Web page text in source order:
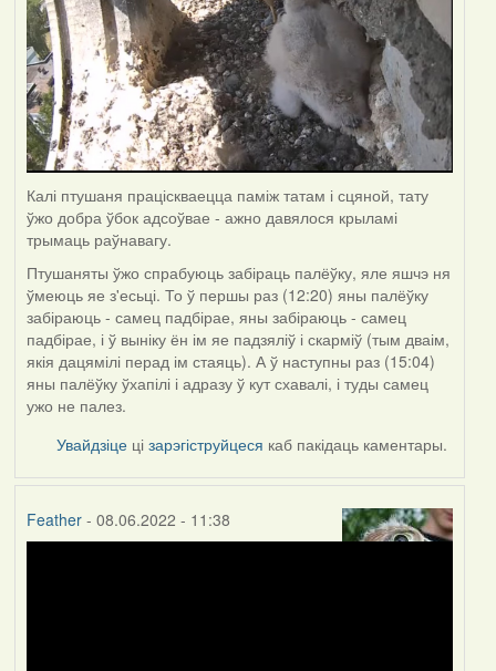
Калі птушаня праціскваецца паміж татам і сцяной, тату
ўжо добра ўбок адсоўвае - ажно давялося крыламі
трымаць раўнавагу.
Птушаняты ўжо спрабуюць забіраць палёўку, яле яшчэ ня
ўмеюць яе з'есьці. То ў першы раз (12:20) яны палёўку
забіраюць - самец падбірае, яны забіраюць - самец
падбірае, і ў выніку ён ім яе падзяліў і скарміў (тым дваім,
якія дацямілі перад ім стаяць). А ў наступны раз (15:04)
яны палёўку ўхапілі і адразу ў кут схавалі, і туды самец
ужо не палез.
Увайдзіце цізарэгіструйцеся каб пакідаць каментары.
Feather- 08.06.2022 - 11:38